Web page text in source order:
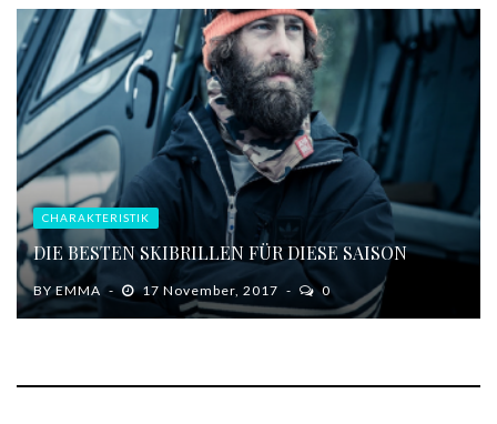
CHARAKTERISTIK
DIE BESTEN SKIBRILLEN FÜR DIESE SAISON
BYEMMA 17 November, 2017 0